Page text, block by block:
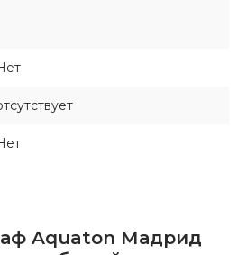
Aquaton Мадрид